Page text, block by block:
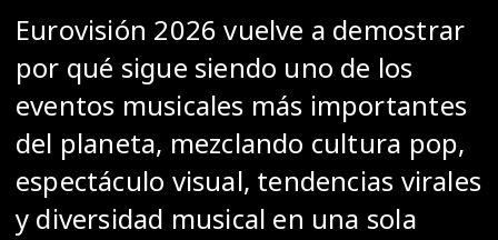
Eurovisión 2026 vuelve a demostrar
por qué sigue siendo uno de los
eventos musicales más importantes
del planeta, mezclando cultura pop,
espectáculo visual, tendencias virales
y diversidad musical en una sola